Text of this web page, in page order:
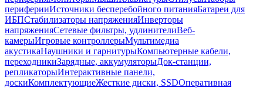
периферииИсточники бесперебойного питанияБатареи для
ИБПСтабилизаторы напряженияИнверторы
напряженияСетевые фильтры, удлинителиВеб-
камерыИгровые контроллерыМультимедиа
акустикаНаушники и гарнитурыКомпьютерные кабели,
переходникиЗарядные, аккумуляторыДок-станции,
репликаторыИнтерактивные панели,
доскиКомплектующиеЖесткие диски, SSDОперативная